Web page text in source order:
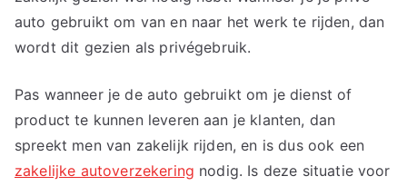
auto gebruikt om van en naar het werk te rijden, dan
wordt dit gezien als privégebruik.
Pas wanneer je de auto gebruikt om je dienst of
product te kunnen leveren aan je klanten, dan
spreekt men van zakelijk rijden, en is dus ook een
zakelijke autoverzekering nodig. Is deze situatie voor